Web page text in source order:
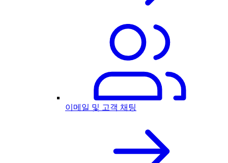
이메일 및 고객 채팅